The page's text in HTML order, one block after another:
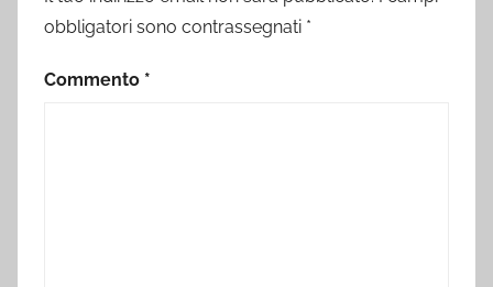
obbligatori sono contrassegnati *
Commento *